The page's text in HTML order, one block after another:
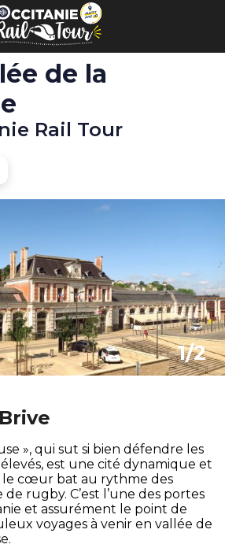
cookies
de la
Rail Tour
1/2
», qui sut si bien défendre les
est une cité dynamique et
cœur bat au rythme des
rugby. C’est l’une des portes
et assurément le point de
voyages à venir en vallée de